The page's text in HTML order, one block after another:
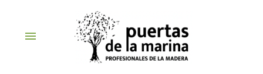
menu